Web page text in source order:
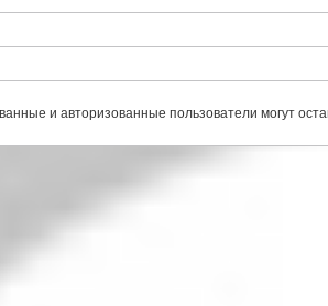
и авторизованные пользователи могут